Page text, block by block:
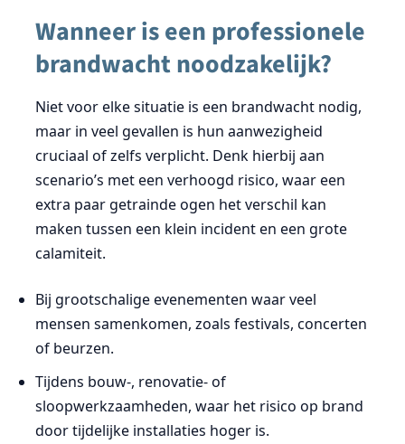
Wanneer is een professionele
brandwacht noodzakelijk?
Niet voor elke situatie is een brandwacht nodig,
maar in veel gevallen is hun aanwezigheid
cruciaal of zelfs verplicht. Denk hierbij aan
scenario’s met een verhoogd risico, waar een
extra paar getrainde ogen het verschil kan
maken tussen een klein incident en een grote
calamiteit.
Bij grootschalige evenementen waar veel
mensen samenkomen, zoals festivals, concerten
of beurzen.
Tijdens bouw-, renovatie- of
sloopwerkzaamheden, waar het risico op brand
door tijdelijke installaties hoger is.